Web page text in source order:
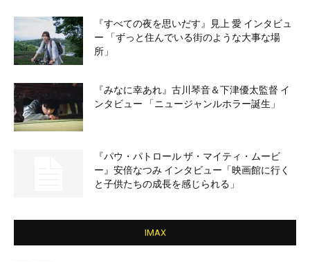
『すべての夜を思いだす』見上 愛 インタビュ
ー 「ずっと住んでいる街のような大事な場
所」
『みなに幸あれ』古川琴音＆下津優太監督 イ
ンタビュー 「ニュージャンルホラー誕生」
『パウ・パトロール ザ・マイティ・ムービ
ー』安倍なつみ インタビュー「映画館に行く
と子供たちの成長を感じられる」
IMAX